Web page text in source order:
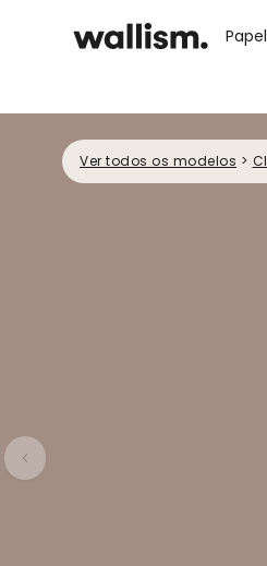
Ver todos os modelos >